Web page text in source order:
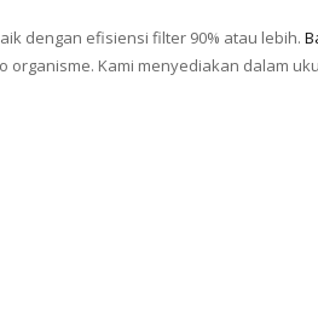
dengan efisiensi filter 90% atau lebih.
Kami menyediakan dalam